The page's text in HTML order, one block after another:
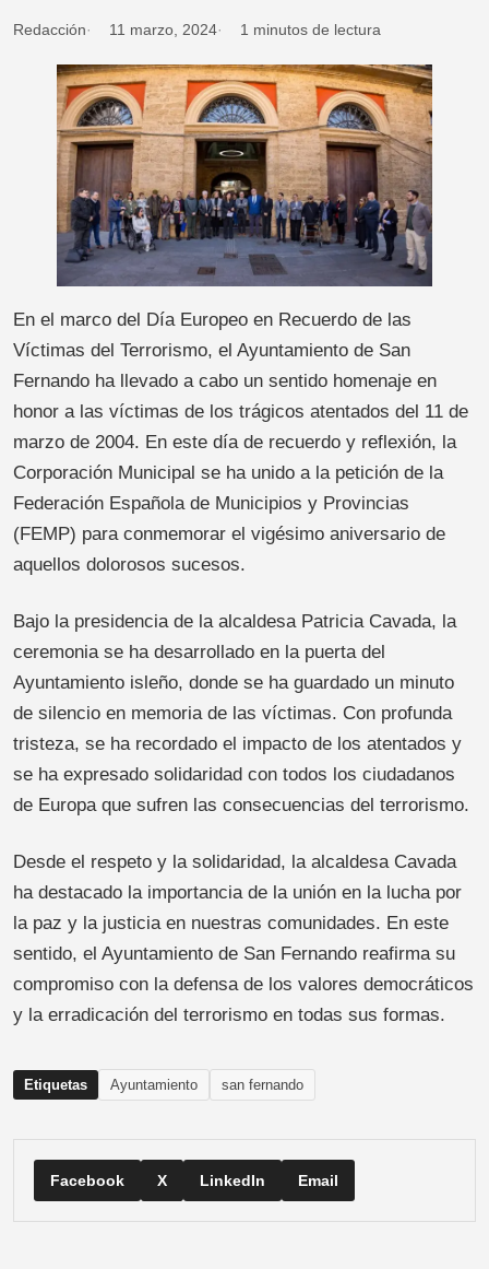
Redacción 11 marzo, 2024 1 minutos de lectura
En el marco del Día Europeo en Recuerdo de las
Víctimas del Terrorismo, el Ayuntamiento de San
Fernando ha llevado a cabo un sentido homenaje en
honor a las víctimas de los trágicos atentados del 11 de
marzo de 2004. En este día de recuerdo y reflexión, la
Corporación Municipal se ha unido a la petición de la
Federación Española de Municipios y Provincias
(FEMP) para conmemorar el vigésimo aniversario de
aquellos dolorosos sucesos.
Bajo la presidencia de la alcaldesa Patricia Cavada, la
ceremonia se ha desarrollado en la puerta del
Ayuntamiento isleño, donde se ha guardado un minuto
de silencio en memoria de las víctimas. Con profunda
tristeza, se ha recordado el impacto de los atentados y
se ha expresado solidaridad con todos los ciudadanos
de Europa que sufren las consecuencias del terrorismo.
Desde el respeto y la solidaridad, la alcaldesa Cavada
ha destacado la importancia de la unión en la lucha por
la paz y la justicia en nuestras comunidades. En este
sentido, el Ayuntamiento de San Fernando reafirma su
compromiso con la defensa de los valores democráticos
y la erradicación del terrorismo en todas sus formas.
Etiquetas Ayuntamiento san fernando
Facebook X LinkedIn Email